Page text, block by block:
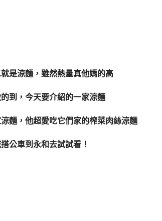
是涼麵，雖然熱量真他媽的高
到，今天要介紹的一家涼麵
麵，他超愛吃它們家的榨菜肉絲涼麵
公車到永和去試試看！